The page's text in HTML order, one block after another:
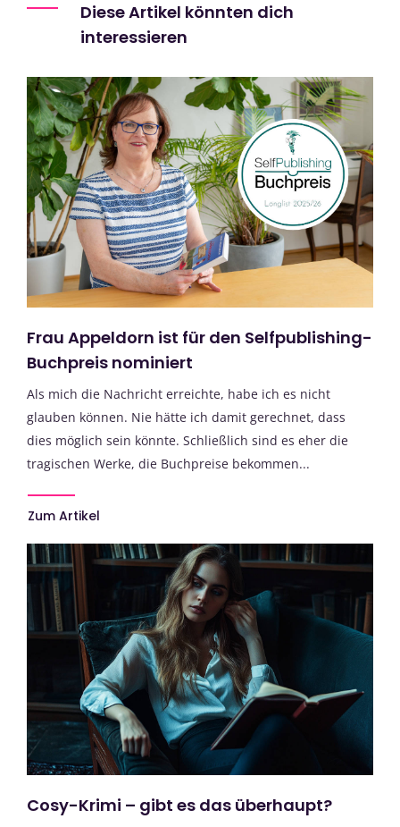
Diese Artikel könnten dich
interessieren
Frau Appeldorn ist für den Selfpublishing-
Buchpreis nominiert
Als mich die Nachricht erreichte, habe ich es nicht
glauben können. Nie hätte ich damit gerechnet, dass
dies möglich sein könnte. Schließlich sind es eher die
tragischen Werke, die Buchpreise bekommen...
Zum Artikel
Cosy-Krimi – gibt es das überhaupt?